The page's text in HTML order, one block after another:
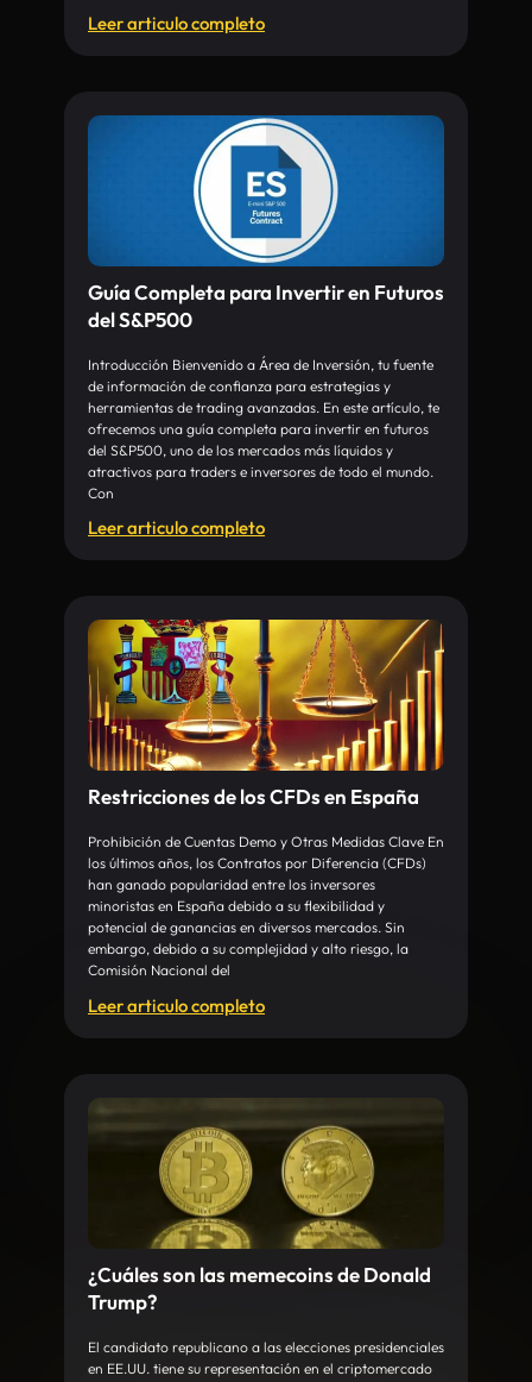
Leer articulo completo
Guía Completa para Invertir en Futuros
del S&P500
Introducción Bienvenido a Área de Inversión, tu fuente
de información de confianza para estrategias y
herramientas de trading avanzadas. En este artículo, te
ofrecemos una guía completa para invertir en futuros
del S&P500, uno de los mercados más líquidos y
atractivos para traders e inversores de todo el mundo.
Con
Leer articulo completo
Restricciones de los CFDs en España
Prohibición de Cuentas Demo y Otras Medidas Clave En
los últimos años, los Contratos por Diferencia (CFDs)
han ganado popularidad entre los inversores
minoristas en España debido a su flexibilidad y
potencial de ganancias en diversos mercados. Sin
embargo, debido a su complejidad y alto riesgo, la
Comisión Nacional del
Leer articulo completo
¿Cuáles son las memecoins de Donald
Trump?
El candidato republicano a las elecciones presidenciales
en EE.UU. tiene su representación en el criptomercado